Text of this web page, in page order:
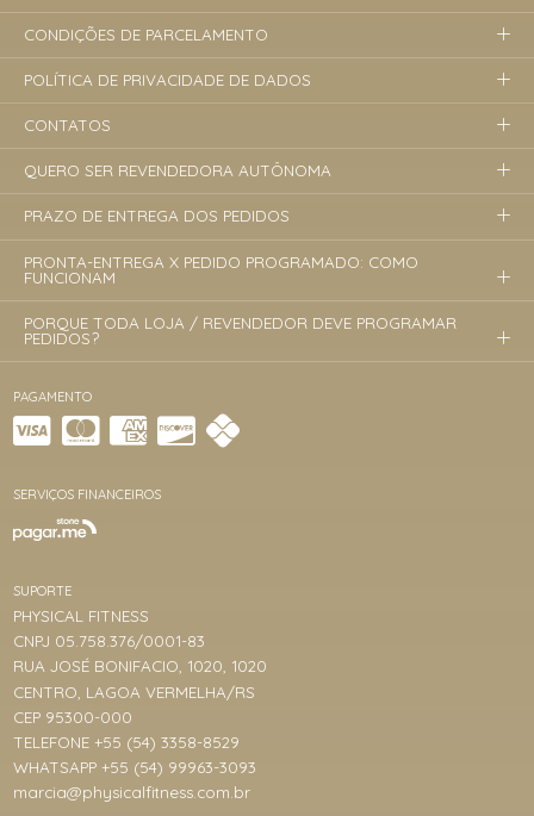
PAGAMENTO
SERVIÇOS FINANCEIROS
SUPORTE
PHYSICAL FITNESS
CNPJ 05.758.376/0001-83
RUA JOSÉ BONIFACIO, 1020, 1020
CENTRO, LAGOA VERMELHA/RS
CEP 95300-000
TELEFONE +55 (54) 3358-8529
WHATSAPP +55 (54) 99963-3093
marcia@physicalfitness.com.br
CONDIÇÕES DE PARCELAMENTO
POLÍTICA DE PRIVACIDADE DE DADOS
CONTATOS
QUERO SER REVENDEDORA AUTÔNOMA
PRAZO DE ENTREGA DOS PEDIDOS
PRONTA-ENTREGA X PEDIDO PROGRAMADO: COMO
FUNCIONAM
PORQUE TODA LOJA / REVENDEDOR DEVE PROGRAMAR
PEDIDOS?